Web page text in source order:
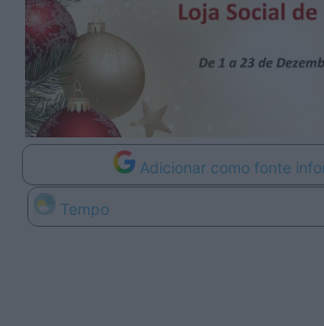
Adicionar como fonte
Tempo